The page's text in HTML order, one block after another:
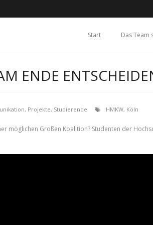
Start Das Team
ENDE
, Projekte, Studierende HMKW, Köln
möglichen Großen Koalition? Studenten der